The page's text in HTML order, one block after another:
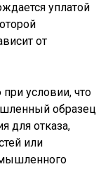
уплатой
от
условии, что
образец
для отказа,
или